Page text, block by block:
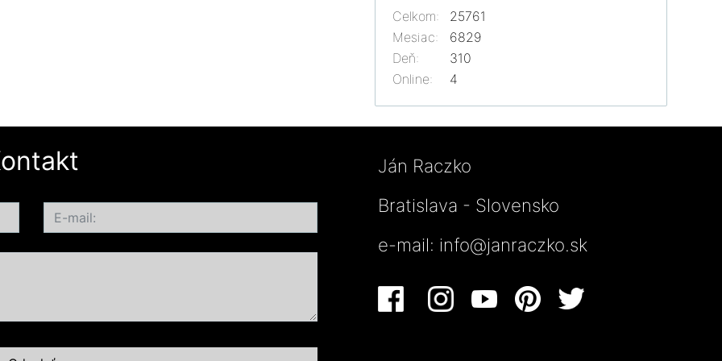
Online: 4
Celkom:
25761
Mesiac:
6829
Deň:
310
Ján Raczko
Bratislava - Slovensko
e-mail: info@janraczko.sk